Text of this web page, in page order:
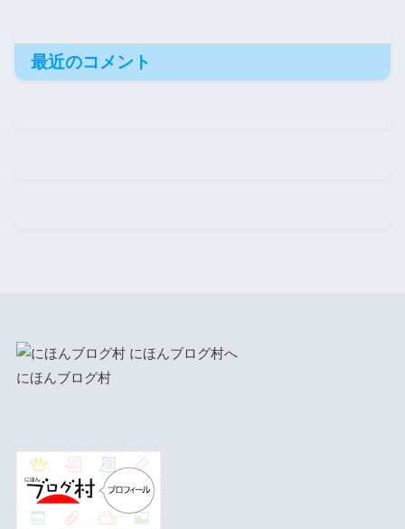
最近のコメント
にほんブログ村